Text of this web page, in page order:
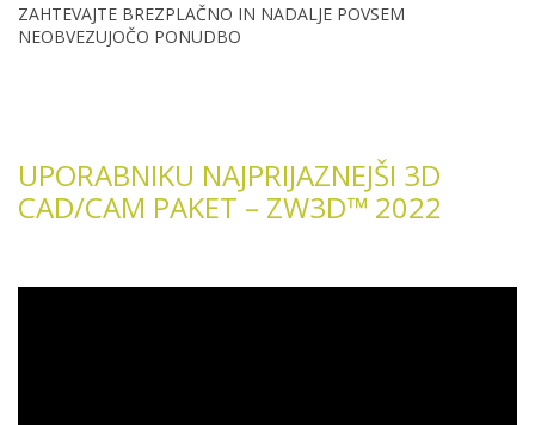
ZAHTEVAJTE BREZPLAČNO IN NADALJE POVSEM
NEOBVEZUJOČO PONUDBO
UPORABNIKU NAJPRIJAZNEJŠI 3D
CAD/CAM PAKET – ZW3D™ 2022